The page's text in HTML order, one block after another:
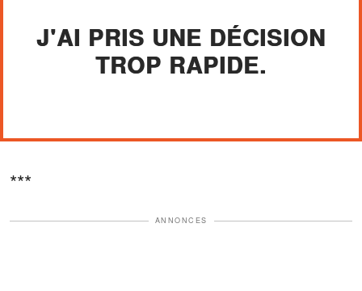
J'AI PRIS UNE DÉCISION
TROP RAPIDE.
***
ANNONCES